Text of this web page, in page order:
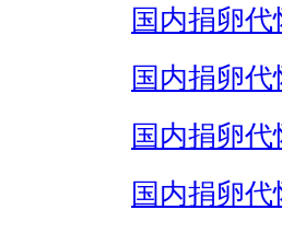
国内捐卵代
国内捐卵代
国内捐卵
国内捐卵代